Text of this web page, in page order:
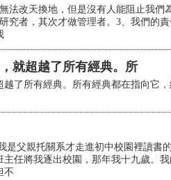
法改天換地，但是沒有人能阻止我們
究者，其次才做管理者。3、我們的
就超越了所有經典。所
了所有經典。所有經典都在指向它
是父親托關系才走進初中校園裡讀書
任將我逐出校園，那年我十九歲。
不